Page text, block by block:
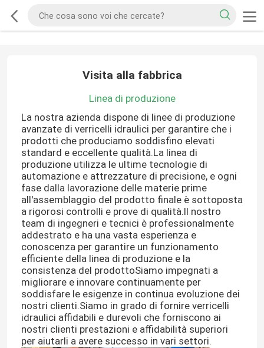
Visita alla fabbrica
Linea di produzione
La nostra azienda dispone di linee di produzione
avanzate di verricelli idraulici per garantire che i
prodotti che produciamo soddisfino elevati
standard e eccellente qualità.La linea di
produzione utilizza le ultime tecnologie di
automazione e attrezzature di precisione, e ogni
fase dalla lavorazione delle materie prime
all'assemblaggio del prodotto finale è sottoposta
a rigorosi controlli e prove di qualità.Il nostro
team di ingegneri e tecnici è professionalmente
addestrato e ha una vasta esperienza e
conoscenza per garantire un funzionamento
efficiente della linea di produzione e la
consistenza del prodottoSiamo impegnati a
migliorare e innovare continuamente per
soddisfare le esigenze in continua evoluzione dei
nostri clienti.Siamo in grado di fornire verricelli
idraulici affidabili e durevoli che forniscono ai
nostri clienti prestazioni e affidabilità superiori
per aiutarli a avere successo in vari settori.